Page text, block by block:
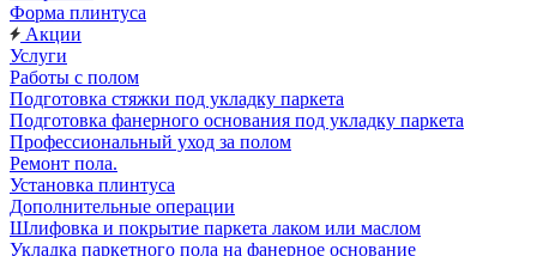
Форма плинтуса
Акции
Услуги
Работы с полом
Подготовка стяжки под укладку паркета
Подготовка фанерного основания под укладку паркета
Профессиональный уход за полом
Ремонт пола.
Установка плинтуса
Дополнительные операции
Шлифовка и покрытие паркета лаком или маслом
Укладка паркетного пола на фанерное основание